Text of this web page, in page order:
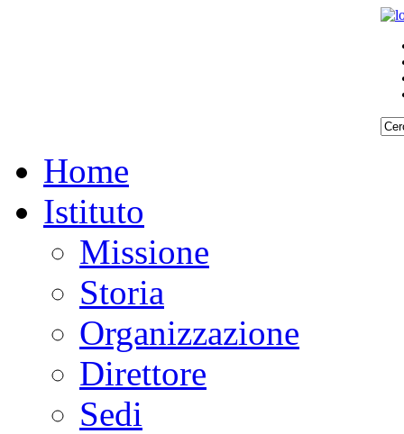
Home
Istituto
Missione
Storia
Organizzazione
Direttore
Sedi